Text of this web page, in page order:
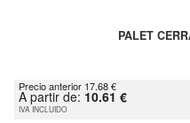
PALET
Precio anterior 17.68 €
A partir de: 10.61 €
IVA INCLUIDO